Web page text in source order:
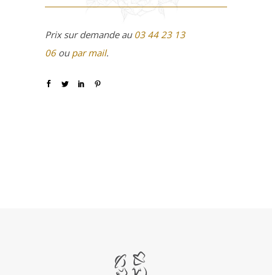
Prix sur demande au 03 44 23 13
06ou par mail.